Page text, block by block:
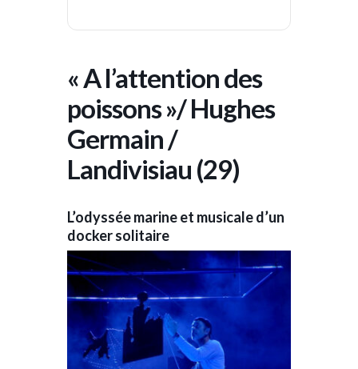
« A l’attention des
poissons »/ Hughes
Germain /
Landivisiau (29)
L’odyssée marine et musicaled’un
docker solitaire